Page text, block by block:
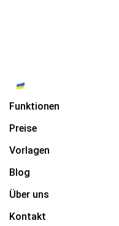
Funktionen
Preise
Vorlagen
Blog
Über uns
Kontakt